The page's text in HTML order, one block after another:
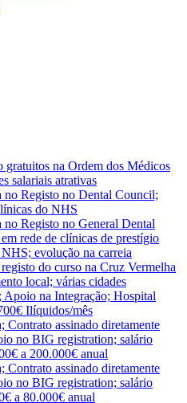
gratuitos na Ordem dos Médicos
salariais atrativas
no Registo no Dental Council;
do NHS
Registo no General Dental
rede de clínicas de prestígio
evolução na carreia
do curso na Cruz Vermelha
local; várias cidades
Apoio na Integração; Hospital
Ilíquidos/mês
Contrato assinado diretamente
no BIG registration; salário
a 200.000€ anual
Contrato assinado diretamente
no BIG registration; salário
a 80.000€ anual